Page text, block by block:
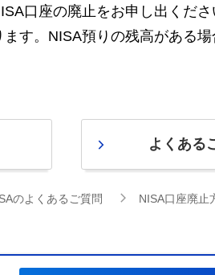
口座の廃止をお申し出くだ
す。NISA預りの残高がある
よくある
のよくあるご質問 NISA口座廃止